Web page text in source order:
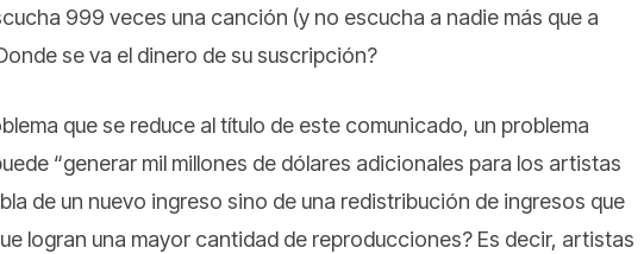
999 veces una canción (y no escucha a nadie más que a
se va el dinero de su suscripción?
que se reduce al título de este comunicado, un problema
“generar mil millones de dólares adicionales para los artistas
de un nuevo ingreso sino de una redistribución de ingresos que
logran una mayor cantidad de reproducciones? Es decir, artistas